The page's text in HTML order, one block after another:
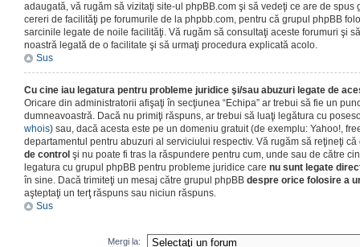
adaugată, vă rugăm să vizitaţi site-ul phpBB.com şi să vedeţi ce are de
cereri de facilităţi pe forumurile de la phpbb.com, pentru că grupul phpBB
sarcinile legate de noile facilităţi. Vă rugăm să consultaţi aceste forumuri şi
noastră legată de o facilitate şi să urmaţi procedura explicată acolo.
Sus
Cu cine iau legatura pentru probleme juridice şi/sau abuzuri legate de
Oricare din administratorii afişaţi în secţiunea “Echipa” ar trebui să fie un
dumneavoastră. Dacă nu primiţi răspuns, ar trebui să luaţi legătura cu
whois) sau, dacă acesta este pe un domeniu gratuit (de exemplu: Yahoo!,
departamentul pentru abuzuri al serviciului respectiv. Vă rugăm să reţineţi
de control şi nu poate fi tras la răspundere pentru cum, unde sau de către
legatura cu grupul phpBB pentru probleme juridice care nu sunt legate
în sine. Dacă trimiteţi un mesaj către grupul phpBB despre orice folosire a
aşteptaţi un terţ răspuns sau niciun răspuns.
Sus
Mergi la: